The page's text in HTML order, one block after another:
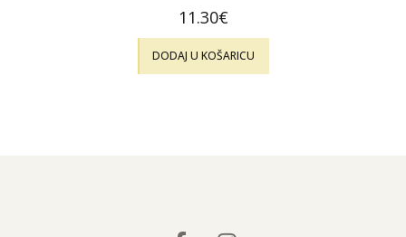
11.30€
DODAJ U KOŠARICU